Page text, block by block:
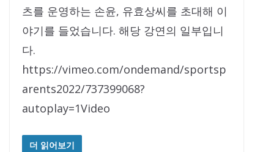
츠를 운영하는 손윤, 유효상씨를 초대해 이
야기를 들었습니다. 해당 강연의 일부입니
다.
https://vimeo.com/ondemand/sportsp
arents2022/737399068?
autoplay=1Video
더 읽어보기